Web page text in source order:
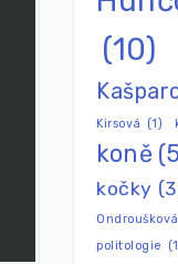
(10)
Kirsová (1)
koně
kočky
Ondroušková
politologie